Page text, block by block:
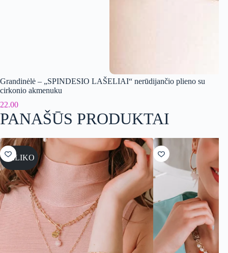
Grandinėlė – „SPINDESIO LAŠELIAI“ nerūdijančio plieno su
cirkonio akmenuku
22.00
PANAŠŪS PRODUKTAI
NELIKO